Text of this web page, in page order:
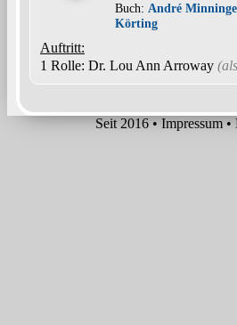
Buch: André
Körting
Auftritt:
1 Rolle: Dr. Lou Ann Arroway (als
Seit 2016 • Impressum •